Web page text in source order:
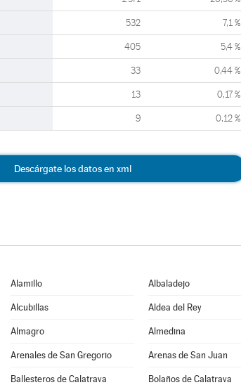
532 7,1 %
405 5,4 %
33 0,44 %
13 0,17 %
9 0,12 %
Descárgate los datos en xml
Alamillo Albaladejo
Alcubillas Aldea del Rey
Almagro Almedina
Arenales de San Gregorio Arenas de San Juan
Ballesteros de Calatrava Bolaños de Calatrava